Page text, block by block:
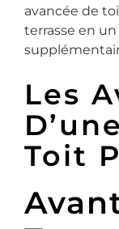
avancée de
terrasse en
Les
Toit